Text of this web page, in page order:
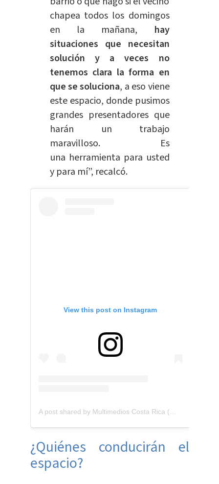
chapea todos los domingos
en la mañana, hay
situaciones que necesitan
solución y a veces no
tenemos clara la forma en
que se soluciona, a eso viene
este espacio, donde pusimos
grandes presentadores que
harán un trabajo
maravilloso. Es
una herramienta para usted
y para mí”, recalcó.
View this post on Instagram
¿Quiénes conducirán el
espacio?